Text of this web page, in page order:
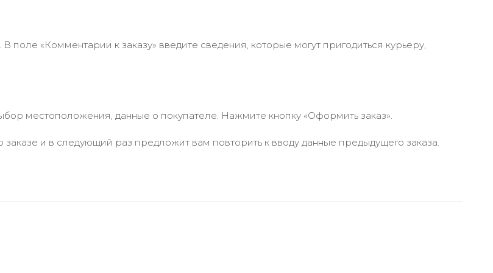
«Комментарии к заказу» введите сведения, которые могут пригодиться курьеру,
местоположения, данные о покупателе. Нажмите кнопку «Оформить заказ».
и в следующий раз предложит вам повторить к вводу данные предыдущего заказа.